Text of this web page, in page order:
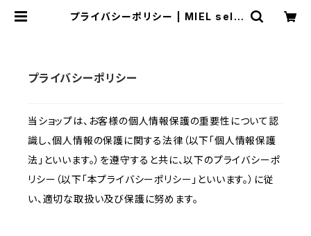
プライバシーポリシー | MIEL sele
プライバシーポリシー
当ショップは、お客様の個人情報保護の重要性について認
識し、個人情報の保護に関する法律（以下「個人情報保護
法」といいます。）を遵守すると共に、以下のプライバシーポ
リシー（以下「本プライバシーポリシー」といいます。）に従
い、適切な取扱い及び保護に努めます。